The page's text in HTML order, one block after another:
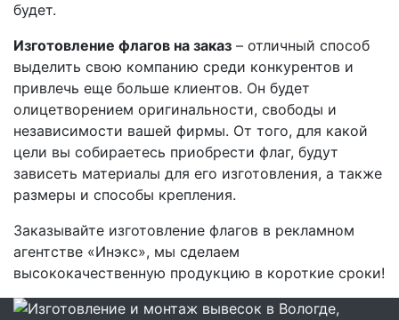
будет.
Изготовление флагов на заказ – отличный способ
выделить свою компанию среди конкурентов и
привлечь еще больше клиентов. Он будет
олицетворением оригинальности, свободы и
независимости вашей фирмы. От того, для какой
цели вы собираетесь приобрести флаг, будут
зависеть материалы для его изготовления, а также
размеры и способы крепления.
Заказывайте изготовление флагов в рекламном
агентстве «Инэкс», мы сделаем
высококачественную продукцию в короткие сроки!